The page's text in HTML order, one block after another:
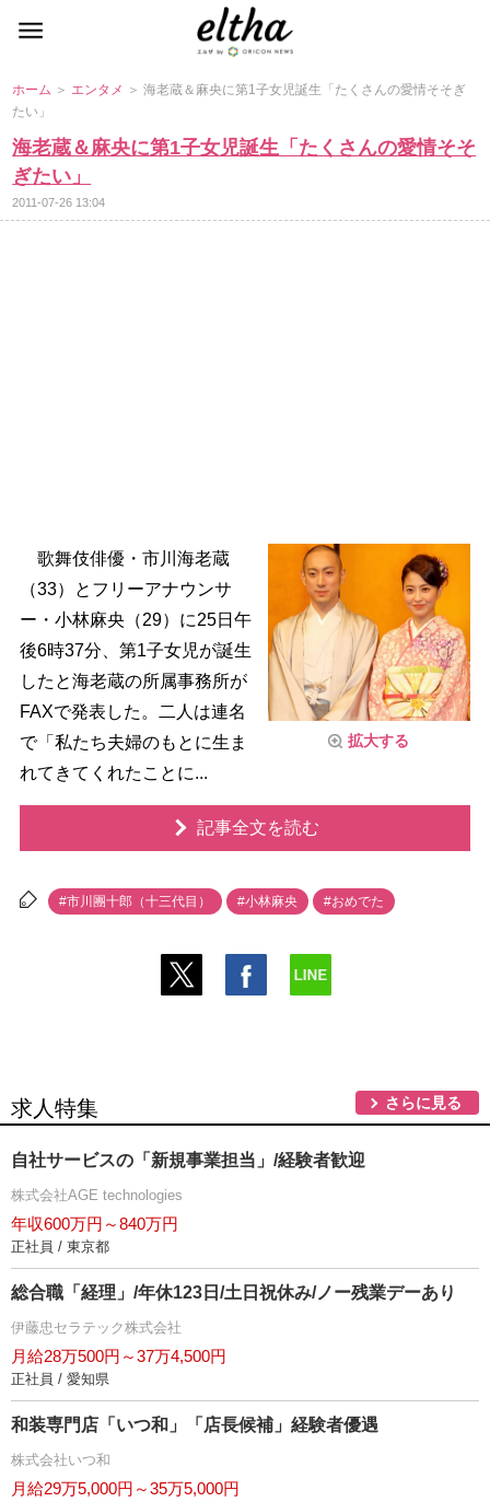
ホーム ＞ エンタメ ＞ 海老蔵＆麻央に第1子女児誕生「たくさんの愛情そそぎ
たい」
海老蔵＆麻央に第1子女児誕生「たくさんの愛情そそ
ぎたい」
2011-07-26 13:04
拡大する
歌舞伎俳優・市川海老蔵
（33）とフリーアナウンサ
ー・小林麻央（29）に25日午
後6時37分、第1子女児が誕生
したと海老蔵の所属事務所が
FAXで発表した。二人は連名
で「私たち夫婦のもとに生ま
れてきてくれたことに...
記事全文を読む
#市川團十郎（十三代目） #小林麻央 #おめでた
求人特集 さらに見る
自社サービスの「新規事業担当」/経験者歓迎
株式会社AGE technologies
年収600万円～840万円
正社員 / 東京都
総合職「経理」/年休123日/土日祝休み/ノー残業デーあり
伊藤忠セラテック株式会社
月給28万500円～37万4,500円
正社員 / 愛知県
和装専門店「いつ和」「店長候補」経験者優遇
株式会社いつ和
月給29万5,000円～35万5,000円